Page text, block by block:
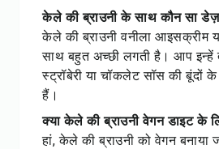
केले की ब्राउनी के साथ कौन सा
केले की ब्राउनी वनीला आइसक्रीम
साथ बहुत अच्छी लगती है। आप
स्ट्रॉबेरी या चॉकलेट सॉस की बूंदों
हैं।
क्या केले की ब्राउनी वेगन डाइट के
हां, केले की ब्राउनी को वेगन